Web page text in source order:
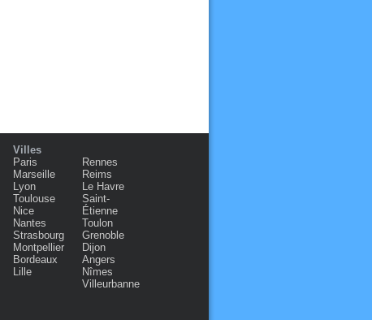
Villes
Paris
Marseille
Lyon
Toulouse
Nice
Nantes
Strasbourg
Montpellier
Bordeaux
Lille
Rennes
Reims
Le Havre
Saint-
Étienne
Toulon
Grenoble
Dijon
Angers
Nîmes
Villeurbanne